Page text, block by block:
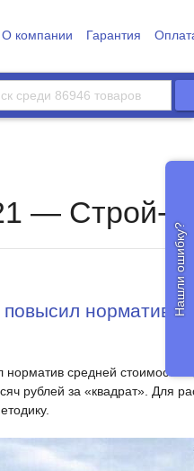
О компании Гарантия
— Строй-
норматив средней стоимости
рублей за «квадрат». Для
Нашли ошибку?